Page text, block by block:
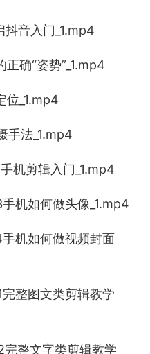
音入门_1.mp4
确“姿势”_1.mp4
位_1.mp4
手法_1.mp4
机剪辑入门_1.mp4
机如何做头像_1.mp4
机如何做视频封面
整图文类剪辑教学
整文字类剪辑教学